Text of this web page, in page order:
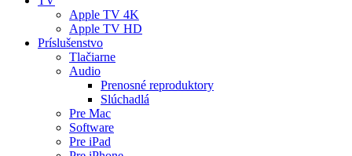
Apple TV 4K
Apple TV HD
Príslušenstvo
Tlačiarne
Audio
Prenosné reproduktory
Slúchadlá
Pre Mac
Software
Pre iPad